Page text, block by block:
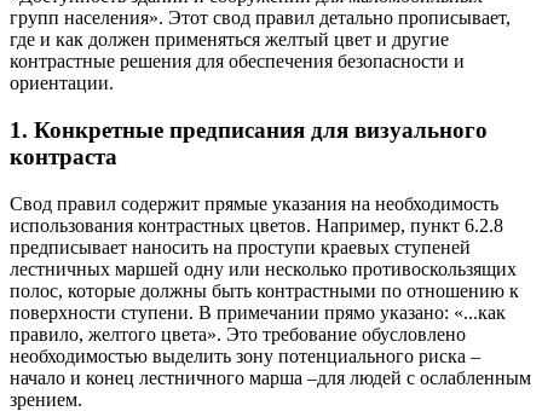
групп населения». Этот свод правил детально прописывает,
где и как должен применяться желтый цвет и другие
контрастные решения для обеспечения безопасности и
ориентации.
1. Конкретные предписания для визуального
контраста
Свод правил содержит прямые указания на необходимость
использования контрастных цветов. Например, пункт 6.2.8
предписывает наносить на проступи краевых ступеней
лестничных маршей одну или несколько противоскользящих
полос, которые должны быть контрастными по отношению к
поверхности ступени. В примечании прямо указано: «...как
правило, желтого цвета». Это требование обусловлено
необходимостью выделить зону потенциального риска –
начало и конец лестничного марша –для людей с ослабленным
зрением.